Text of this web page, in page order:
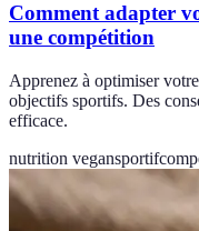
Comment adapter
une compétition
Apprenez à optimiser
objectifs sportifs. Des
efficace.
nutrition vegansportif